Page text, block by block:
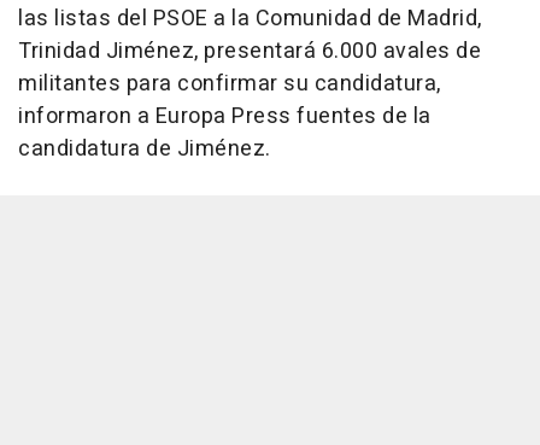
las listas del PSOE a la Comunidad de Madrid,
Trinidad Jiménez, presentará 6.000 avales de
militantes para confirmar su candidatura,
informaron a Europa Press fuentes de la
candidatura de Jiménez.